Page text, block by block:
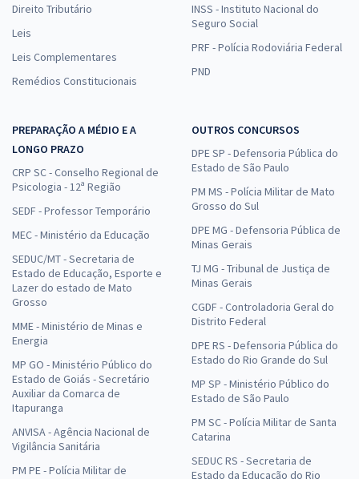
Direito Tributário
Leis
Leis Complementares
Remédios Constitucionais
INSS - Instituto Nacional do
Seguro Social
PRF - Polícia Rodoviária Federal
PND
PREPARAÇÃO A MÉDIO E A
LONGO PRAZO
CRP SC - Conselho Regional de
Psicologia - 12ª Região
SEDF - Professor Temporário
MEC - Ministério da Educação
SEDUC/MT - Secretaria de
Estado de Educação, Esporte e
Lazer do estado de Mato
Grosso
MME - Ministério de Minas e
Energia
MP GO - Ministério Público do
Estado de Goiás - Secretário
Auxiliar da Comarca de
Itapuranga
ANVISA - Agência Nacional de
Vigilância Sanitária
PM PE - Polícia Militar de
OUTROS CONCURSOS
DPE SP - Defensoria Pública do
Estado de São Paulo
PM MS - Polícia Militar de Mato
Grosso do Sul
DPE MG - Defensoria Pública de
Minas Gerais
TJ MG - Tribunal de Justiça de
Minas Gerais
CGDF - Controladoria Geral do
Distrito Federal
DPE RS - Defensoria Pública do
Estado do Rio Grande do Sul
MP SP - Ministério Público do
Estado de São Paulo
PM SC - Polícia Militar de Santa
Catarina
SEDUC RS - Secretaria de
Estado da Educação do Rio